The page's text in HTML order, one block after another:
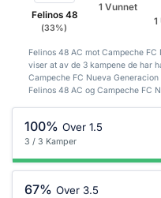
Felinos 48
(33%)
1 Vunnet
Felinos 48 AC mot Campeche
viser at av de 3 kampene de har
Campeche FC Nueva
Felinos 48 AC og Campeche FC
100% Over 1.5
3 / 3 Kamper
67% Over 3.5